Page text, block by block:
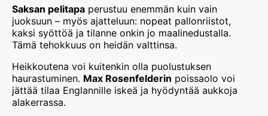
Saksan pelitapa perustuu enemmän kuin vain
juoksuun – myös ajatteluun: nopeat pallonriistot,
kaksi syöttöä ja tilanne onkin jo maalinedustalla.
Tämä tehokkuus on heidän valttinsa.
Heikkoutena voi kuitenkin olla puolustuksen
haurastuminen. Max Rosenfelderin poissaolo voi
jättää tilaa Englannille iskeä ja hyödyntää aukkoja
alakerrassa.